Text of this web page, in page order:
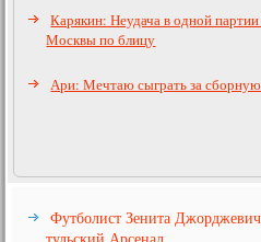
Карякин: Неудача в одной
Москвы по блицу
Ари: Мечтаю сыграть за
Футболист Зенита